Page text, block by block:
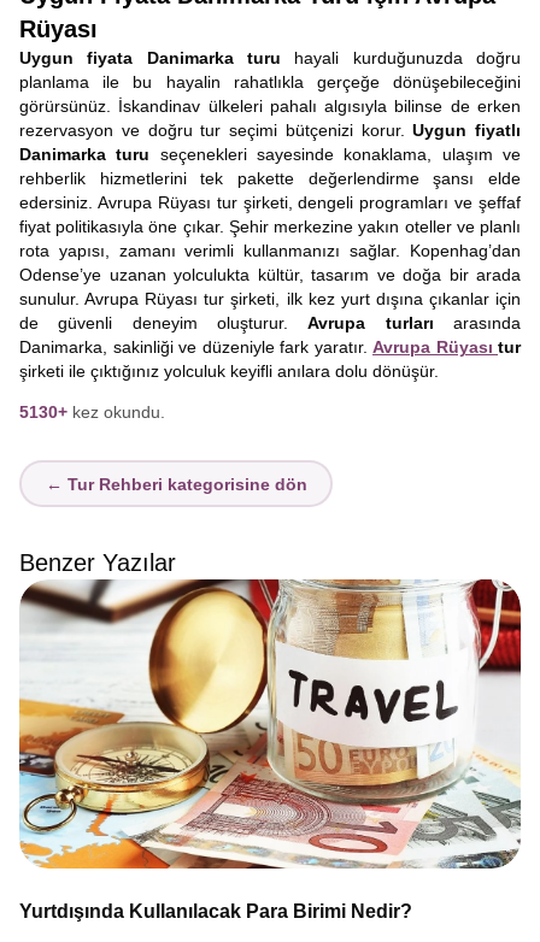
Rüyası
Uygun fiyata Danimarka turu hayali kurduğunuzda doğru
planlama ile bu hayalin rahatlıkla gerçeğe dönüşebileceğini
görürsünüz. İskandinav ülkeleri pahalı algısıyla bilinse de erken
rezervasyon ve doğru tur seçimi bütçenizi korur.Uygun fiyatlı
Danimarka turu seçenekleri sayesinde konaklama, ulaşım ve
rehberlik hizmetlerini tek pakette değerlendirme şansı elde
edersiniz. Avrupa Rüyası tur şirketi, dengeli programları ve şeffaf
fiyat politikasıyla öne çıkar. Şehir merkezine yakın oteller ve planlı
rota yapısı, zamanı verimli kullanmanızı sağlar. Kopenhag’dan
Odense’ye uzanan yolculukta kültür, tasarım ve doğa bir arada
sunulur. Avrupa Rüyası tur şirketi, ilk kez yurt dışına çıkanlar için
de güvenli deneyim oluşturur.Avrupa turları arasında
Danimarka, sakinliği ve düzeniyle fark yaratır. Avrupa Rüyası tur
şirketi ile çıktığınız yolculuk keyifli anılara dolu dönüşür.
5130+ kez okundu.
← Tur Rehberi kategorisine dön
Benzer Yazılar
Yurtdışında Kullanılacak Para Birimi Nedir?